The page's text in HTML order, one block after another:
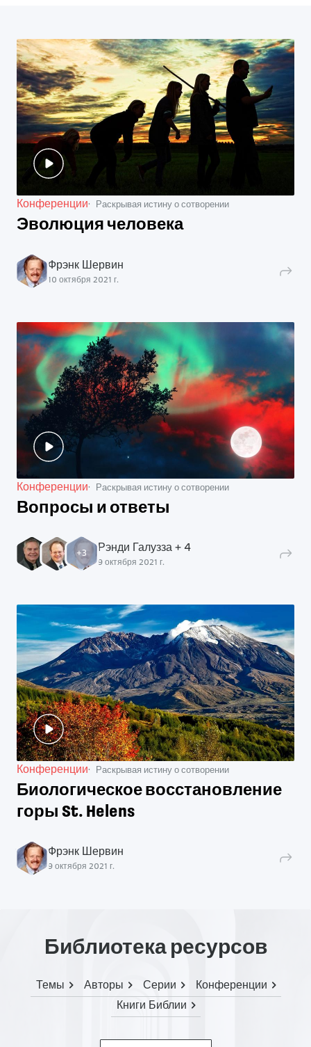
Конференции Раскрывая истину о сотворении
Эволюция человека
Фрэнк Шервин
10 октября 2021 г.
Конференции Раскрывая истину о сотворении
Вопросы и ответы
+3 Рэнди Галузза + 4
9 октября 2021 г.
Конференции Раскрывая истину о сотворении
Биологическое восстановление
горы St. Helens
Фрэнк Шервин
9 октября 2021 г.
Библиотека ресурсов
Темы Авторы Серии
Конференции
Книги Библии